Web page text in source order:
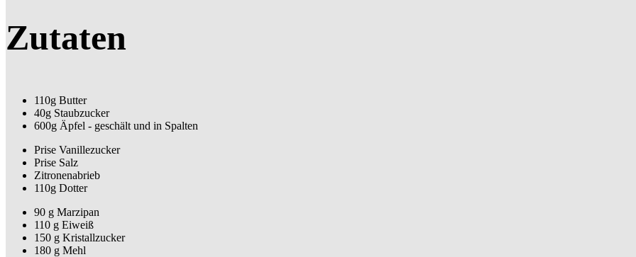
Zutaten
110g Butter
40g Staubzucker
600g Äpfel - geschält und in Spalten
Prise Vanillezucker
Prise Salz
Zitronenabrieb
110g Dotter
90 g Marzipan
110 g Eiweiß
150 g Kristallzucker
180 g Mehl